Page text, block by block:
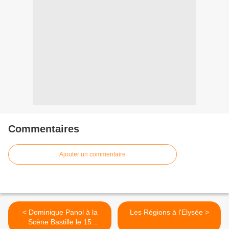
Commentaires
Ajouter un commentaire
< Dominique Panol à la
Scène Bastille le 15
Les Régions à l'Elysée >